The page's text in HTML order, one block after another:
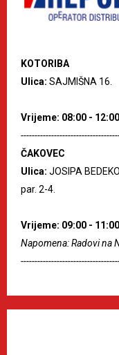
KOTORIBA
Ulica: SAJMIŠNA 16.
Vrijeme: 08:00 - 12:00
ČAKOVEC
Ulica: JOSIPA
par. 2-4.
Vrijeme: 09:00 - 11:00
Napomena: Radovi na